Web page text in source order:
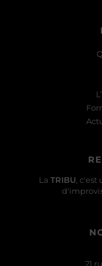
La TRIBU ,
21